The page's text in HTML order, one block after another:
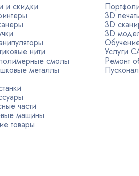
и скидки
нити
смолы
металлы
части
машины
товары
3D печать
3D
3D
Услуги
Ремонт